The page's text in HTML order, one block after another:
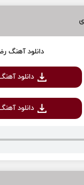
دانلود آهنگ
دانلود آهنگ
دانلود آهنگ